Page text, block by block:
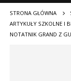
STRONA GŁÓWNA
ARTYKUŁY SZKOLNE I
NOTATNIK GRAND Z